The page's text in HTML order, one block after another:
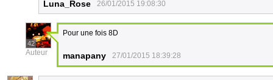
Luna_Rose 26/01/2015 19:08:30
42
Auteur
Pour une fois 8D
manapany 27/01/2015 18:39:28